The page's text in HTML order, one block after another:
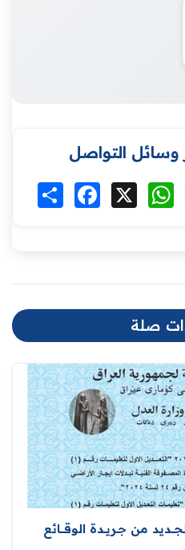
وسائل التواصل
انشر Facebook
صلة
من جـريــدة ‏الوقــــائع